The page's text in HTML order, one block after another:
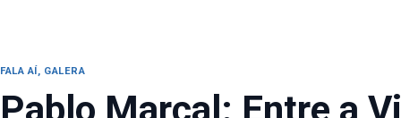
FALA AÍ, GALERA
Pablo Marçal: Entre a